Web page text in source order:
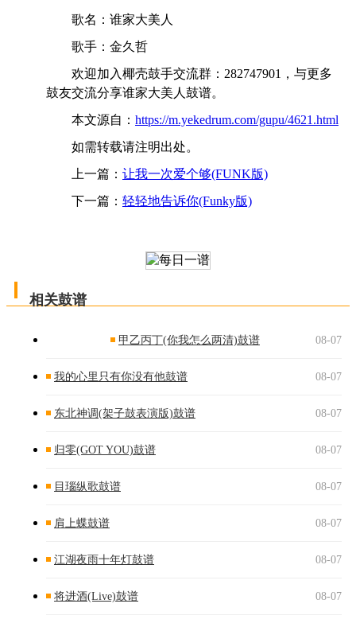
歌名：谁家大美人
歌手：金久哲
欢迎加入椰壳鼓手交流群：282747901，与更多
鼓友交流分享谁家大美人鼓谱。
本文源自： https://m.yekedrum.com/gupu/4621.html
如需转载请注明出处。
上一篇： 让我一次爱个够(FUNK版)
下一篇： 轻轻地告诉你(Funky版)
相关鼓谱
甲乙丙丁(你我怎么两清)鼓谱 08-07
我的心里只有你没有他鼓谱 08-07
东北神调(架子鼓表演版)鼓谱 08-07
归零(GOT YOU)鼓谱 08-07
目瑙纵歌鼓谱 08-07
肩上蝶鼓谱 08-07
江湖夜雨十年灯鼓谱 08-07
将进酒(Live)鼓谱 08-07